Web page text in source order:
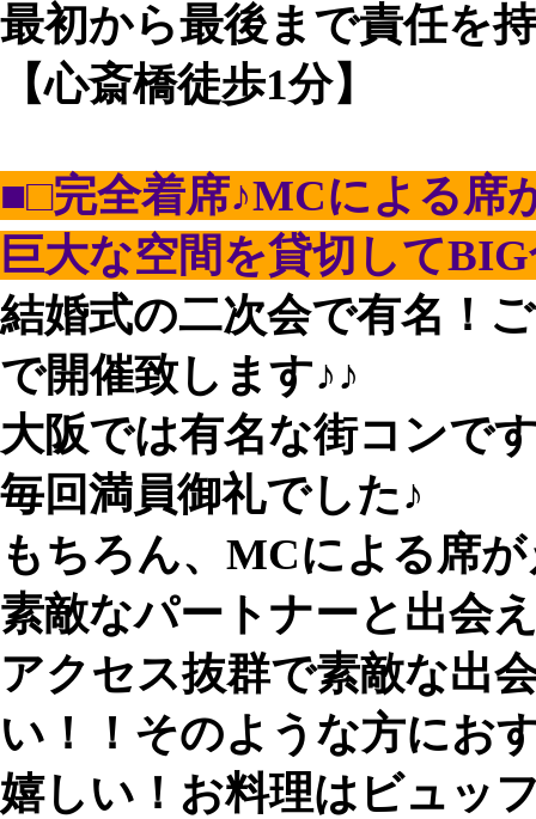
最初から最後まで責任を
【心斎橋徒歩1分】
■□完全着席♪MCによる
巨大な空間を貸切して
結婚式の二次会で有名！
で開催致します♪♪
大阪では有名な街コンで
毎回満員御礼でした♪
もちろん、MCによる席
素敵なパートナーと出会
アクセス抜群で素敵な出
い！！そのような方にお
嬉しい！お料理はビュッ